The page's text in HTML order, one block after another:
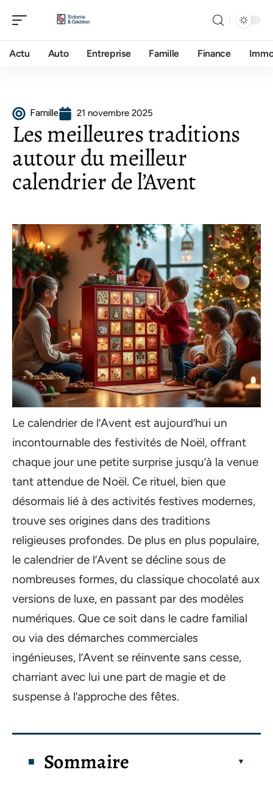
Actu Auto Entreprise Famille Finance
Famille 21 novembre 2025
Les meilleures traditions
autour du meilleur
calendrier de l’Avent
Le calendrier de l’Avent est aujourd’hui un
incontournable des festivités de Noël, offrant
chaque jour une petite surprise jusqu’à la venue
tant attendue de Noël. Ce rituel, bien que
désormais lié à des activités festives modernes,
trouve ses origines dans des traditions
religieuses profondes. De plus en plus populaire,
le calendrier de l’Avent se décline sous de
nombreuses formes, du classique chocolaté aux
versions de luxe, en passant par des modèles
numériques. Que ce soit dans le cadre familial
ou via des démarches commerciales
ingénieuses, l’Avent se réinvente sans cesse,
charriant avec lui une part de magie et de
suspense à l’approche des fêtes.
Sommaire